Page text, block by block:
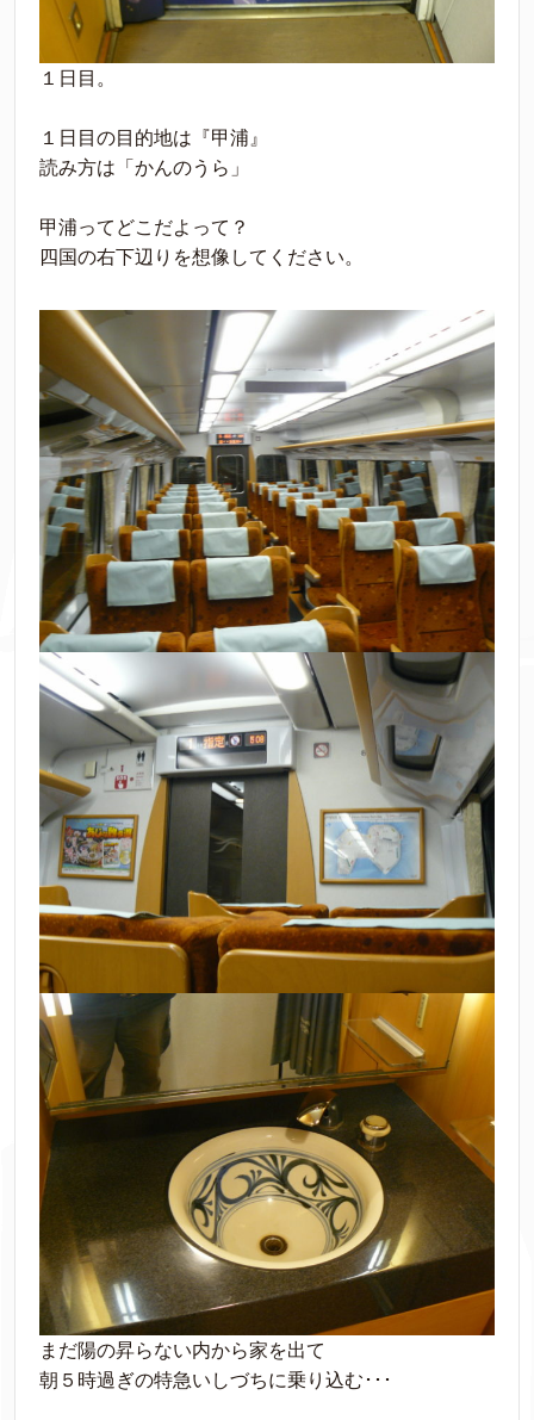
１日目。
１日目の目的地は『甲浦』
読み方は「かんのうら」
甲浦ってどこだよって？
四国の右下辺りを想像してください。
まだ陽の昇らない内から家を出て
朝５時過ぎの特急いしづちに乗り込む･･･